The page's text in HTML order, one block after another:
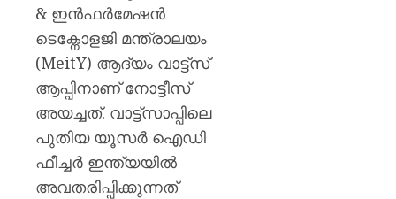
& ഇൻഫർമേഷൻ
ടെക്നോളജി മന്ത്രാലയം
(MeitY) ആദ്യം വാട്ട്സ്
ആപ്പിനാണ് നോട്ടീസ്
അയച്ചത്. വാട്ട്‌സാപ്പിലെ
പുതിയ യൂസര്‍ ഐഡി
ഫീച്ചര്‍ ഇന്ത്യയില്‍
അവതരിപ്പിക്കുന്നത്